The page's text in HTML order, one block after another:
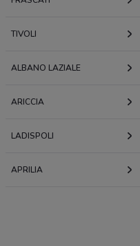
TIVOLI
ALBANO LAZIALE
ARICCIA
LADISPOLI
APRILIA